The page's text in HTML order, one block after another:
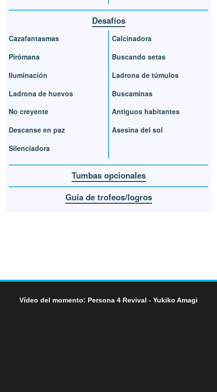
Desafíos
Cazafantasmas
Pirómana
Iluminación
Ladrona de huevos
No creyente
Descanse en paz
Silenciadora
Calcinadora
Buscando setas
Ladrona de túmulos
Buscaminas
Antiguos habitantes
Asesina del sol
Tumbas opcionales
Guía de trofeos/logros
Vídeo del momento: Persona 4 Revival - Yukiko Amagi